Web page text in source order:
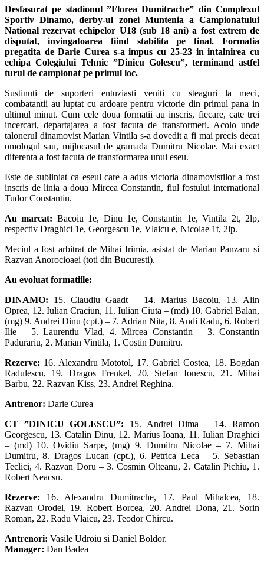
Desfasurat pe stadionul ”Florea Dumitrache” din Complexul
Sportiv Dinamo, derby-ul zonei Muntenia a Campionatului
National rezervat echipelor U18 (sub 18 ani) a fost extrem de
disputat, invingatoarea fiind stabilita pe final. Formatia
pregatita de Darie Curea s-a impus cu 25-23 in intalnirea cu
echipa Colegiului Tehnic ”Dinicu Golescu”, terminand astfel
turul de campionat pe primul loc.
Sustinuti de suporteri entuziasti veniti cu steaguri la meci,
combatantii au luptat cu ardoare pentru victorie din primul pana in
ultimul minut. Cum cele doua formatii au inscris, fiecare, cate trei
incercari, departajarea a fost facuta de transformeri. Acolo unde
talonerul dinamovist Marian Vintila s-a dovedit a fi mai precis decat
omologul sau, mijlocasul de gramada Dumitru Nicolae. Mai exact
diferenta a fost facuta de transformarea unui eseu.
Este de subliniat ca eseul care a adus victoria dinamovistilor a fost
inscris de linia a doua Mircea Constantin, fiul fostului international
Tudor Constantin.
Au marcat: Bacoiu 1e, Dinu 1e, Constantin 1e, Vintila 2t, 2lp,
respectiv Draghici 1e, Georgescu 1e, Vlaicu e, Nicolae 1t, 2lp.
Meciul a fost arbitrat de Mihai Irimia, asistat de Marian Panzaru si
Razvan Anorocioaei (toti din Bucuresti).
Au evoluat formatiile:
DINAMO: 15. Claudiu Gaadt – 14. Marius Bacoiu, 13. Alin
Oprea, 12. Iulian Craciun, 11. Iulian Ciuta – (md) 10. Gabriel Balan,
(mg) 9. Andrei Dinu (cpt.) – 7. Adrian Nita, 8. Andi Radu, 6. Robert
Ilie – 5. Laurentiu Vlad, 4. Mircea Constantin – 3. Constantin
Padurariu, 2. Marian Vintila, 1. Costin Dumitru.
Rezerve: 16. Alexandru Mototol, 17. Gabriel Costea, 18. Bogdan
Radulescu, 19. Dragos Frenkel, 20. Stefan Ionescu, 21. Mihai
Barbu, 22. Razvan Kiss, 23. Andrei Reghina.
Antrenor: Darie Curea
CT ”DINICU GOLESCU”: 15. Andrei Dima – 14. Ramon
Georgescu, 13. Catalin Dinu, 12. Marius Ioana, 11. Iulian Draghici
– (md) 10. Ovidiu Sarpe, (mg) 9. Dumitru Nicolae – 7. Mihai
Dumitru, 8. Dragos Lucan (cpt.), 6. Petrica Leca – 5. Sebastian
Teclici, 4. Razvan Doru – 3. Cosmin Olteanu, 2. Catalin Pichiu, 1.
Robert Neacsu.
Rezerve: 16. Alexandru Dumitrache, 17. Paul Mihalcea, 18.
Razvan Orodel, 19. Robert Borcea, 20. Andrei Dona, 21. Sorin
Roman, 22. Radu Vlaicu, 23. Teodor Chircu.
Antrenori: Vasile Udroiu si Daniel Boldor.
Manager: Dan Badea